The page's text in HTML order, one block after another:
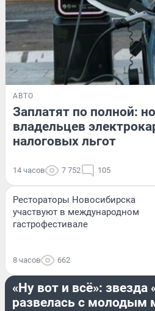
АВТО
Заплатят по полной:
владельцев
налоговых льгот
14 часов 7 752 105
Рестораторы Новосибирска
участвуют в международном
гастрофестивале
8 часов 662
ОН И ОНА
«Ну вот и всё»: звезда
развелась с молодым